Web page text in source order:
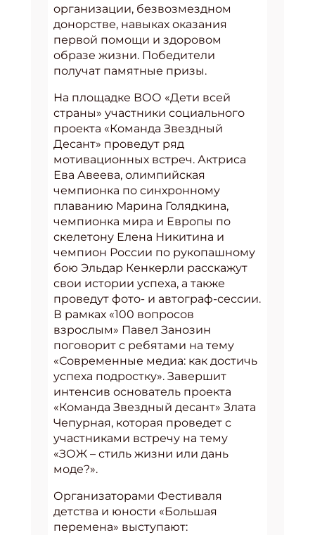
организации, безвозмездном
донорстве, навыках оказания
первой помощи и здоровом
образе жизни. Победители
получат памятные призы.
На площадке ВОО «Дети всей
страны» участники социального
проекта «Команда Звездный
Десант» проведут ряд
мотивационных встреч. Актриса
Ева Авеева, олимпийская
чемпионка по синхронному
плаванию Марина Голядкина,
чемпионка мира и Европы по
скелетону Елена Никитина и
чемпион России по рукопашному
бою Эльдар Кенкерли расскажут
свои истории успеха, а также
проведут фото- и автограф-сессии.
В рамках «100 вопросов
взрослым» Павел Занозин
поговорит с ребятами на тему
«Современные медиа: как достичь
успеха подростку». Завершит
интенсив основатель проекта
«Команда Звездный десант» Злата
Чепурная, которая проведет с
участниками встречу на тему
«ЗОЖ – стиль жизни или дань
моде?».
Организаторами Фестиваля
детства и юности «Большая
перемена» выступают: